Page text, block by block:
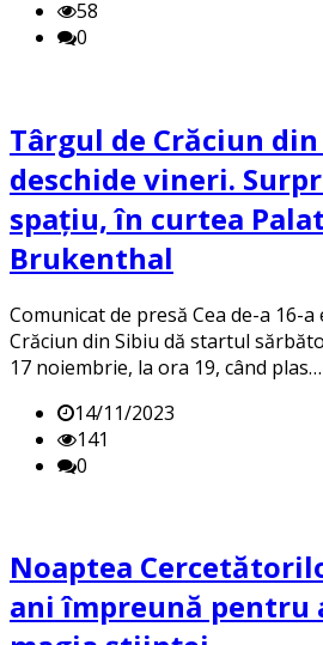
58
0
Târgul de Crăciun din
deschide vineri.
spațiu, în curtea
Brukenthal
Comunicat de presă Cea de-a 16-
Crăciun din Sibiu dă startul
17 noiembrie, la ora 19, când plas…
14/11/2023
141
0
Noaptea
ani împreună pentru